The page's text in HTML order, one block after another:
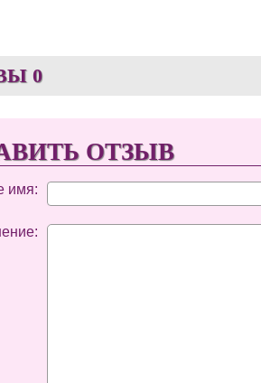
0
ОТЗЫВ
имя: